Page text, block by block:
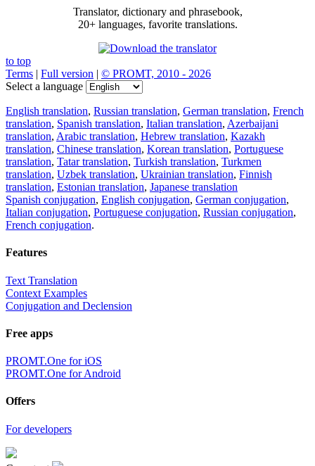
Translator, dictionary and phrasebook,
20+ languages, favorite translations.
to top
Terms | Full version | © PROMT, 2010 - 2026
Select a language
English translation, Russian translation, German translation, French
translation, Spanish translation, Italian translation, Azerbaijani
translation, Arabic translation, Hebrew translation, Kazakh
translation, Chinese translation, Korean translation, Portuguese
translation, Tatar translation, Turkish translation, Turkmen
translation, Uzbek translation, Ukrainian translation, Finnish
translation, Estonian translation, Japanese translation
Spanish conjugation, English conjugation, German conjugation,
Italian conjugation, Portuguese conjugation, Russian conjugation,
French conjugation.
Features
Text Translation
Context Examples
Conjugation and Declension
Free apps
PROMT.One for iOS
PROMT.One for Android
Offers
For developers